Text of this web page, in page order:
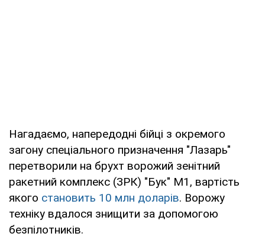
Нагадаємо, напередодні бійці з окремого
загону спеціального призначення "Лазарь"
перетворили на брухт ворожий зенітний
ракетний комплекс (ЗРК) "Бук" М1, вартість
якого становить 10 млн доларів. Ворожу
техніку вдалося знищити за допомогою
безпілотників.